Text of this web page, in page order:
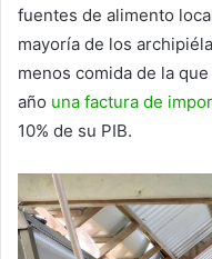
fuentes de alimento
mayoría de los
menos comida de la
año una factura de
10% de su PIB.